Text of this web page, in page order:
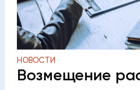
НОВОСТИ
Возмещение